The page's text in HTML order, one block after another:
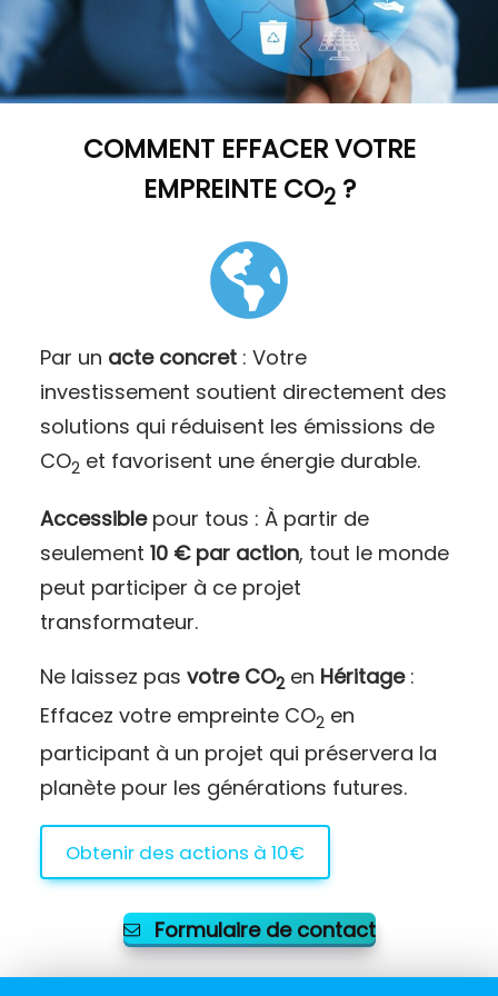
COMMENT EFFACER VOTRE
EMPREINTE CO2?
Par un acte concret: Votre
investissement soutient directement des
solutions qui réduisent les émissions de
CO2 et favorisent une énergie durable.
Accessiblepour tous : À partir de
seulement 10 € par action, tout le monde
peut participer à ce projet
transformateur.
Ne laissez pas votre CO2en Héritage:
Effacez votre empreinte CO2 en
participant à un projet qui préservera la
planète pour les générations futures.
Obtenir des actions à 10€
Formulaire de contact